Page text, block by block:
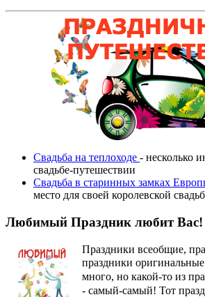
Свадьба на теплоходе - несколько
свадьбе-путешествии
Свадьба в старинных замках
место для своей королевской
Любимый Праздник любит Вас!
Праздники всеобщие,
праздники
много, но какой-то из
- самый-самый! Тот